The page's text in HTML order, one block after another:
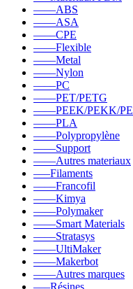
––––ABS
––––ASA
––––CPE
––––Flexible
––––Metal
––––Nylon
––––PC
––––PET/PETG
––––PEEK/PEKK/
––––PLA
––––Polypropylène
––––Support
––––Autres materiaux
–––Filaments
––––Francofil
––––Kimya
––––Polymaker
––––Smart Materials
––––Stratasys
––––UltiMaker
––––Makerbot
––––Autres marques
–––Résines